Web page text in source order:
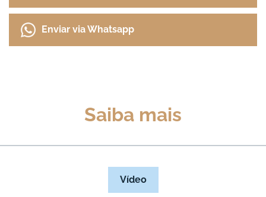
Enviar via Whatsapp
Saiba mais
Vídeo